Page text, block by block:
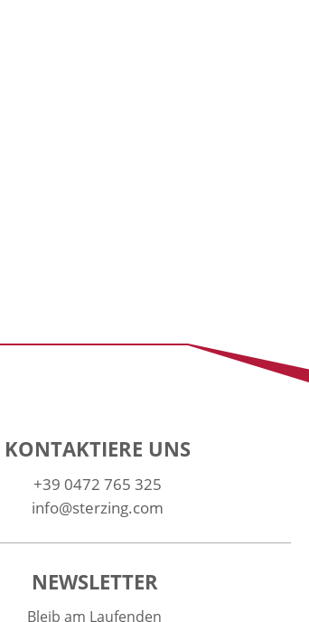
KONTAKTIERE UNS
+39 0472 765 325
info@sterzing.com
NEWSLETTER
Bleib am Laufenden